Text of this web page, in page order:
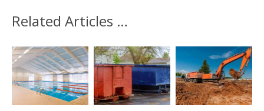
Related Articles …